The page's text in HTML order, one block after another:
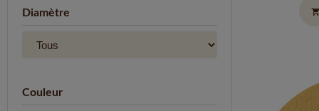
Diamètre
Couleur
shopping_cart